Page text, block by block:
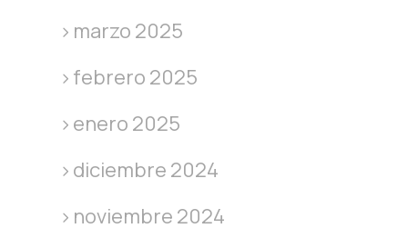
marzo 2025
febrero 2025
enero 2025
diciembre 2024
noviembre 2024